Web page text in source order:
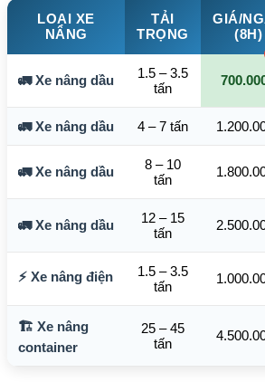
LOẠI XE
NÂNG
TẢI
TRỌNG
GIÁ/
(8H)
🚛 Xe nâng dầu
1.5 – 3.5
tấn
🚛 Xe nâng dầu 4 – 7 tấn
🚛 Xe nâng dầu
8 – 10
tấn
🚛 Xe nâng dầu
12 – 15
tấn
⚡ Xe nâng điện
1.5 – 3.5
tấn
🏗️ Xe nâng
container
25 – 45
tấn